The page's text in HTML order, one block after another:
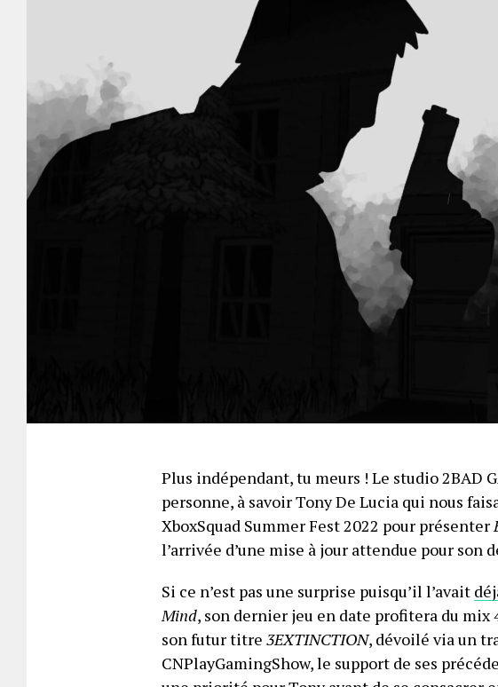
Plus indépendant, tu meurs ! Le studio 2BAD
personne, à savoir Tony De Lucia qui nous
XboxSquad Summer Fest 2022 pour présenter
l’arrivée d’une mise à jour attendue pour son
Si ce n’est pas une surprise puisqu’il l’avait
Mind, son dernier jeu en date profitera du
son futur titre 3EXTINCTION, dévoilé via un
CNPlayGamingShow, le support de ses